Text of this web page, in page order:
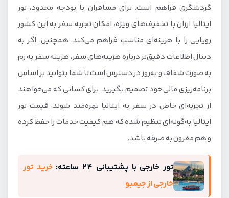
گردشگری فراهم است. برای مسافران با بودجه محدود، تور
ایتالیا ارزان با تخفیف‌های ویژه، امکان تجربه سفر به این کشور
رویایی را با هزینه‌ای مناسب فراهم می‌کند. همچنین، اگر به
دنبال اطلاعات دقیق‌تر درباره هزینه‌های سفر، هزینه سفر به رم
به صورت شفاف و به‌روز در دسترس است تا شما بتوانید بر اساس
برنامه‌ریزی مالی خود تصمیم بگیرید. برای کسانی که می‌خواهند
از تجربه‌ای خاص در سفر به ایتالیا بهره‌مند شوند، قیمت تور
ایتالیا به‌گونه‌ای تنظیم شده که هم کیفیت خدمات را حفظ کرده
و هم مقرون به صرفه باشد.
تور خارجی با پشتیبانی ۲۴ ساعته:
خرید تور
خارجی از جیمبو